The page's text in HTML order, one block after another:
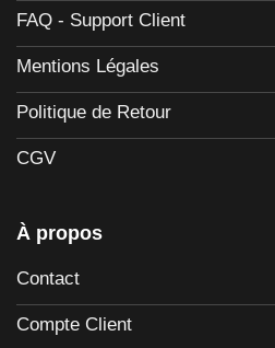
FAQ - Support Client
Mentions Légales
Politique de Retour
CGV
À propos
Contact
Compte Client